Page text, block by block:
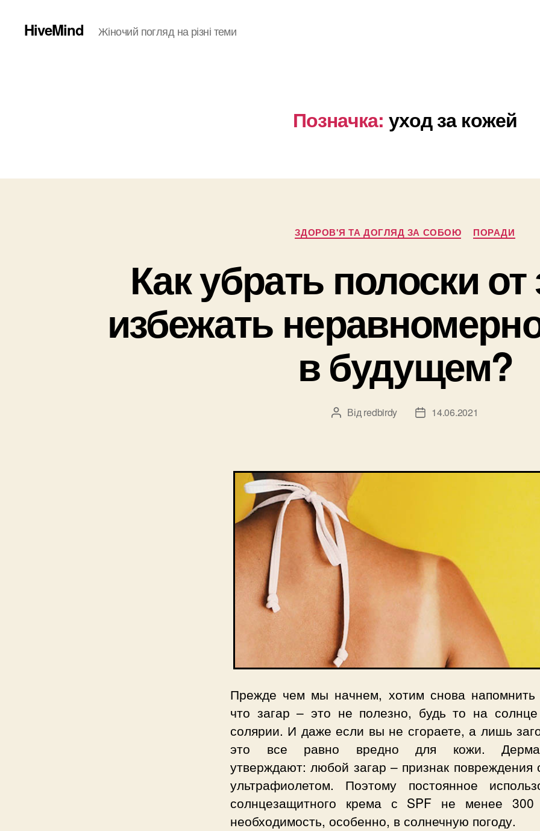
HiveMind Жіночий погляд на різні теми
Позначка: уход за кожей
Категорії
ЗДОРОВ'Я ТА ДОГЛЯД ЗА СОБОЮ ПОРАДИ
Как убрать полоски от
избежать
в будущем?
Автор
Від redbirdy
Дата14.06.2021
Прежде чем мы начнем, хотим снова
что загар – это не полезно, будь то на
солярии. И даже если вы не сгораете, а лишь
это все равно вредно для кожи.
утверждают: любой загар – признак повреждения
ультрафиолетом. Поэтому постоянное
солнцезащитного крема с SPF не менее
необходимость, особенно, в солнечную погоду.